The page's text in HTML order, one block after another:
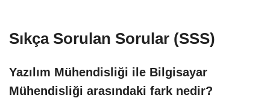
Sıkça Sorulan Sorular (SSS)
Yazılım Mühendisliği ile Bilgisayar
Mühendisliği arasındaki fark nedir?